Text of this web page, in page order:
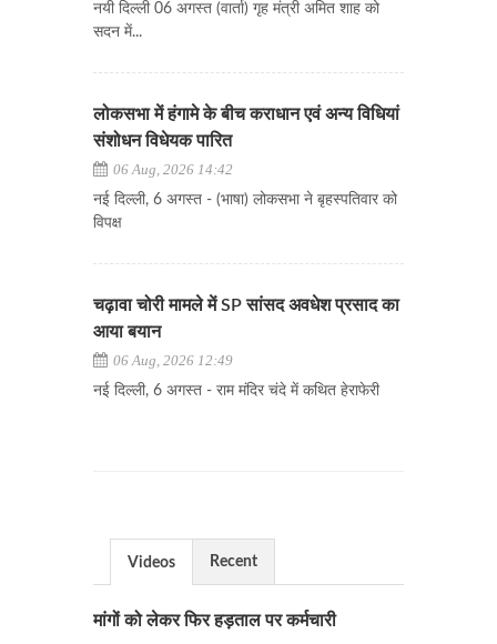
नयी दिल्ली 06 अगस्त (वार्ता) गृह मंत्री अमित शाह को
सदन में...
लोकसभा में हंगामे के बीच कराधान एवं अन्य विधियां
संशोधन विधेयक पारित
06 Aug, 2026 14:42
नई दिल्ली, 6 अगस्त - (भाषा) लोकसभा ने बृहस्पतिवार को
विपक्ष
चढ़ावा चोरी मामले में SP सांसद अवधेश प्रसाद का
आया बयान
06 Aug, 2026 12:49
नई दिल्ली, 6 अगस्त - राम मंदिर चंदे में कथित हेराफेरी
Videos Recent
मांगों को लेकर फिर हड़ताल पर कर्मचारी